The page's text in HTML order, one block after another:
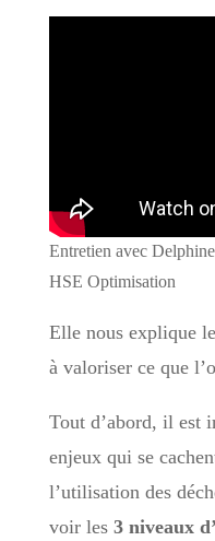
Entretien avec
HSE Optimisation
Elle nous explique
à valoriser ce que
Tout d’abord, il est
enjeux qui se
l’utilisation des
voir les 3 niveaux